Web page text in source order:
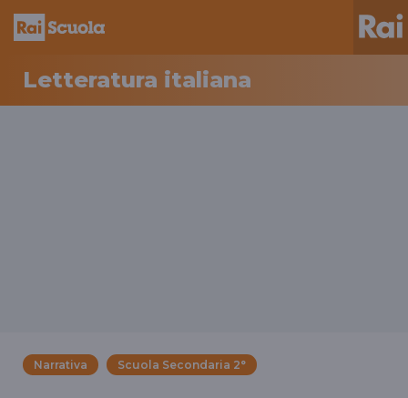
Letteratura italiana
Narrativa Scuola Secondaria 2°